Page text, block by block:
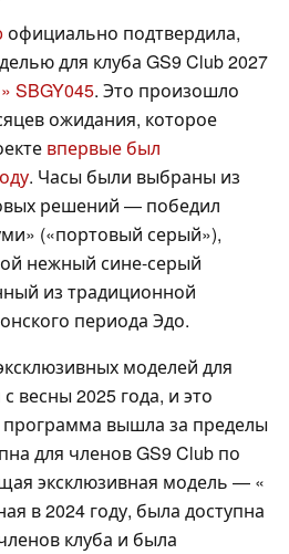
официально подтвердила,
для клуба GS9 Club 2027
» SBGY045. Это произошло
ожидания, которое
впервые был
. Часы были выбраны из
решений — победил
(«портовый серый»),
нежный сине-серый
из традиционной
периода Эдо.
моделей для
весны 2025 года, и это
программа вышла за пределы
для членов GS9 Club по
эксклюзивная модель — «
в 2024 году, была доступна
клуба и была